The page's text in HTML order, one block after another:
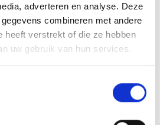
adverteren en analyse. Deze
combineren met andere
heeft verstrekt of die ze hebben
uw gebruik van hun services.
voetbal en het coronavirus
of neem contact op met
. Daarnaast wijzen wij je op het bestaan
tegen die met elkaar tips, adviezen en
over coronavirus en sport – NOCNSF